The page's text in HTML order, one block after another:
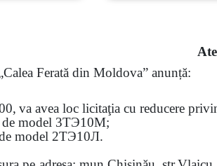
Ferată din Moldova” anunță:
va avea loc licitaţia cu reducere
model 3ТЭ10М;
model 2ТЭ10Л.